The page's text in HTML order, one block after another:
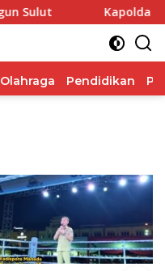
Kapolda Bersama
Olahraga Pendidikan